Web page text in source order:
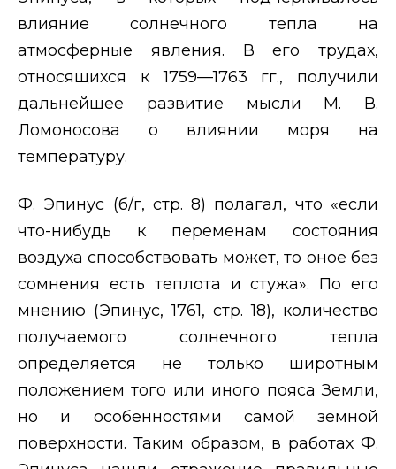
влияние солнечного тепла на
атмосферные явления. В его трудах,
относящихся к 1759—1763 гг., получили
дальнейшее развитие мысли М. В.
Ломоносова о влиянии моря на
температуру.
Ф. Эпинус (б/г, стр. 8) полагал, что «если
что-нибудь к переменам состояния
воздуха способствовать может, то оное без
сомнения есть теплота и стужа». По его
мнению (Эпинус, 1761, стр. 18), количество
получаемого солнечного тепла
определяется не только широтным
положением того или иного пояса Земли,
но и особенностями самой земной
поверхности. Таким образом, в работах Ф.